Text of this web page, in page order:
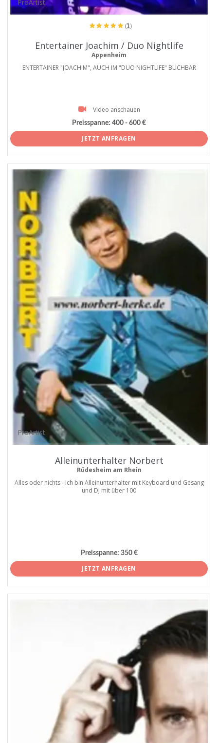
ProArtist
(1)
Entertainer Joachim / Duo Nightlife
Appenheim
ENTERTAINER "JOACHIM", AUCH IM "DUO NIGHTLIFE" BUCHBAR
Video anschauen
Preisspanne: 400 - 600 €
JETZT ANFRAGEN
ProArtist
Alleinunterhalter Norbert
Rüdesheim am Rhein
Alles oder nichts - Ich bin Alleinunterhalter mit Keyboard und Gesang
und DJ mit über 100
Preisspanne: 350 €
JETZT ANFRAGEN